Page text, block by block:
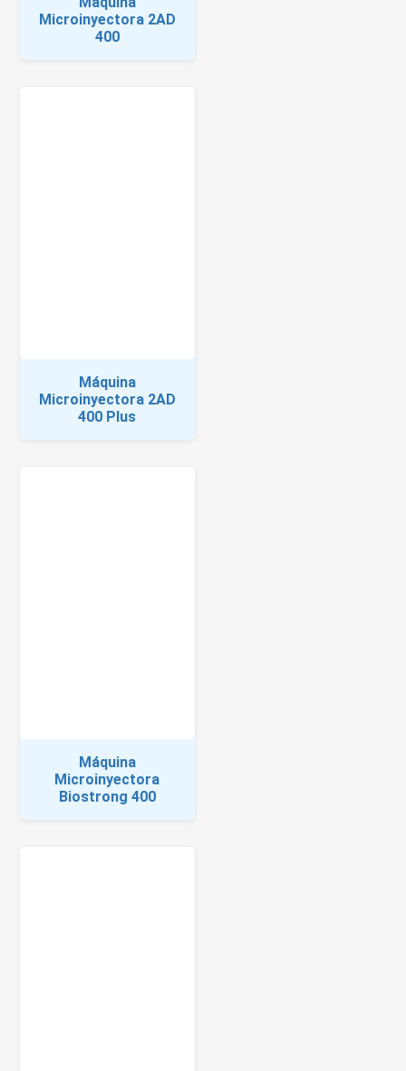
Microinyectora 2AD
400
Máquina
Microinyectora 2AD
400 Plus
Máquina
Microinyectora
Biostrong 400